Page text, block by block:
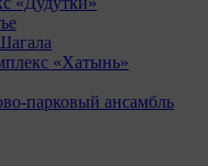
«Хатынь»
парковый ансамбль